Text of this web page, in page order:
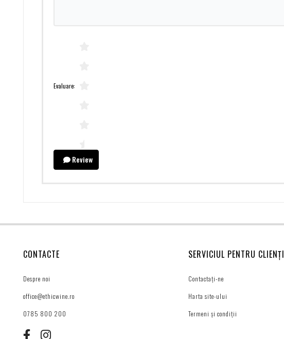
Evaluare:
Review
CONTACTE
Despre noi
office@ethicwine.ro
0785 800 200
SERVICIUL PENTRU CLIENȚI
Contactați-ne
Harta site-ului
Termeni și condiții